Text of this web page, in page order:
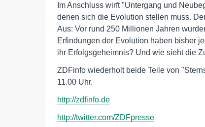
Im Anschluss wirft "Untergang und
denen sich die Evolution stellen muss.
Aus: Vor rund 250 Millionen Jahren
Erfindungen der Evolution haben bisher
ihr Erfolgsgeheimnis? Und wie sieht die
ZDFinfo wiederholt beide Teile von
11.00 Uhr.
http://zdfinfo.de
http://twitter.com/ZDFpresse